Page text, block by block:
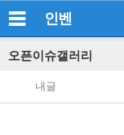
인벤
오픈이슈갤러리
내글